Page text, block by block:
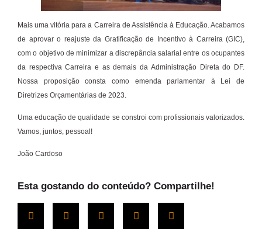
Mais uma vitória para a Carreira de Assistência à Educação. Acabamos
de aprovar o reajuste da Gratificação de Incentivo à Carreira (GIC),
com o objetivo de minimizar a discrepância salarial entre os ocupantes
da respectiva Carreira e as demais da Administração Direta do DF.
Nossa proposição consta como emenda parlamentar à Lei de
Diretrizes Orçamentárias de 2023.
Uma educação de qualidade se constroi com profissionais valorizados.
Vamos, juntos, pessoal!
João Cardoso
Esta gostando do conteúdo? Compartilhe!